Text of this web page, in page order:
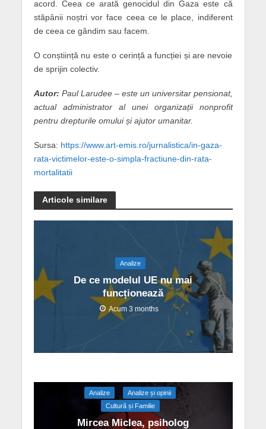
acord. Ceea ce arată genocidul din Gaza este că
stăpânii noștri vor face ceea ce le place, indiferent
de ceea ce gândim sau facem.
O conștiință nu este o cerință a funcției și are nevoie
de sprijin colectiv.
Autor: Paul Larudee – este un universitar pensionat,
actual administrator al unei organizații nonprofit
pentru drepturile omului și ajutor umanitar.
Sursa: https://www.art-emis.ro/jurnalistica/in-gaza-
rata-victimelor-este-o-simpla-fractiune-din-rata-
mortalitatii
Articole similare
Analize
De ce modelul UE nu mai
funcționează
Acum 3 months
Analize
Analize și opinii
Cultură și Familie
Mircea Miclea, psiholog